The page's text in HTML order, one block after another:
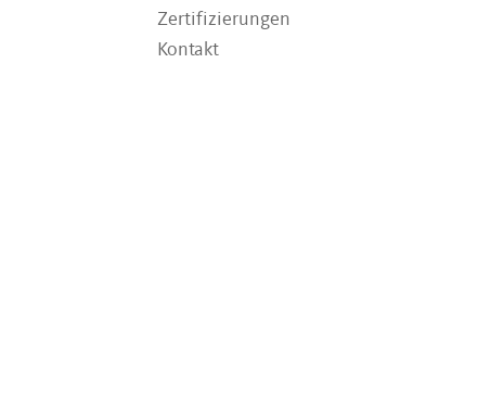
Zertifizierungen
Kontakt